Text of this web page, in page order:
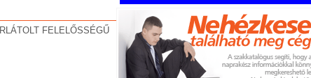
FELELŐSSÉGŰ